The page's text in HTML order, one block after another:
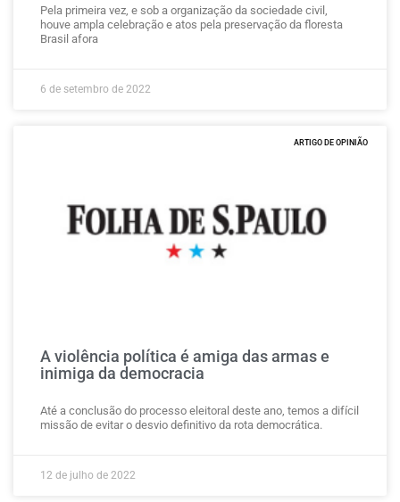
Pela primeira vez, e sob a organização da sociedade civil,
houve ampla celebração e atos pela preservação da floresta
Brasil afora
6 de setembro de 2022
ARTIGO DE OPINIÃO
A violência política é amiga das armas e
inimiga da democracia
Até a conclusão do processo eleitoral deste ano, temos a difícil
missão de evitar o desvio definitivo da rota democrática.
12 de julho de 2022